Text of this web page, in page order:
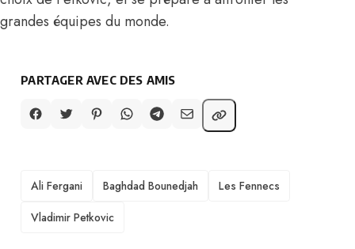
grandes équipes du monde.
PARTAGER AVEC DES AMIS
TAGS
Ali Fergani Baghdad Bounedjah
Les Fennecs
Vladimir Petkovic